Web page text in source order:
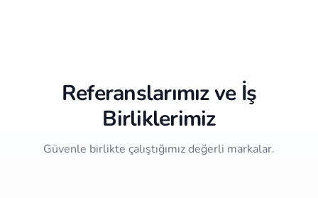
Referanslarımız ve İş
Birliklerimiz
Güvenle birlikte çalıştığımız değerli markalar.